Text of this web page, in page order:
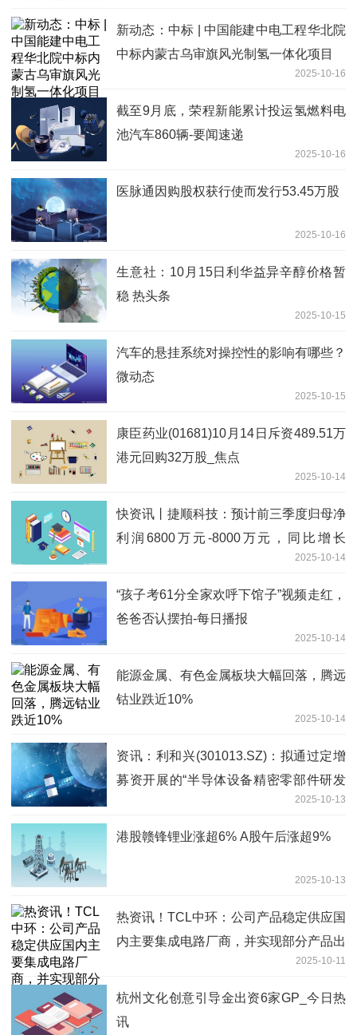
新动态：中标 | 中国能建中电工程华北院
中标内蒙古乌审旗风光制氢一体化项目
2025-10-16
截至9月底，荣程新能累计投运氢燃料电
池汽车860辆-要闻速递
2025-10-16
医脉通因购股权获行使而发行53.45万股
2025-10-16
生意社：10月15日利华益异辛醇价格暂
稳 热头条
2025-10-15
汽车的悬挂系统对操控性的影响有哪些？
微动态
2025-10-15
康臣药业(01681)10月14日斥资489.51万
港元回购32万股_焦点
2025-10-14
快资讯丨捷顺科技：预计前三季度归母净
利润6800万元-8000万元，同比增长
2025-10-14
“孩子考61分全家欢呼下馆子”视频走红，
爸爸否认摆拍-每日播报
2025-10-14
能源金属、有色金属板块大幅回落，腾远
钴业跌近10%
2025-10-14
资讯：利和兴(301013.SZ)：拟通过定增
募资开展的“半导体设备精密零部件研发
及产业化项目”目前处于前期筹备阶段
2025-10-13
港股赣锋锂业涨超6% A股午后涨超9%
2025-10-13
热资讯！TCL中环：公司产品稳定供应国
内主要集成电路厂商，并实现部分产品出
2025-10-11
杭州文化创意引导金出资6家GP_今日热
讯